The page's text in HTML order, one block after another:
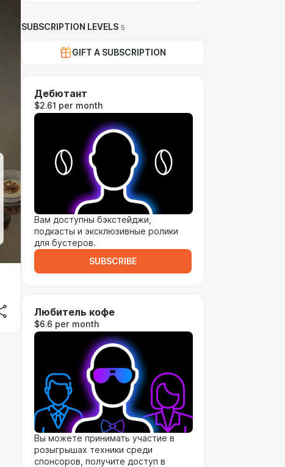
SUBSCRIPTION LEVELS 5
GIFT A SUBSCRIPTION
Дебютант
$2.61 per month
Вам доступны бэкстейджи,
подкасты и эксклюзивные ролики
для бустеров.
SUBSCRIBE
Любитель кофе
$6.6 per month
Вы можете принимать участие в
розыгрышах техники среди
спонсоров, получите доступ в